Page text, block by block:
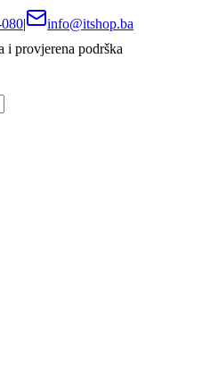
|
info@itshop.ba
i provjerena podrška